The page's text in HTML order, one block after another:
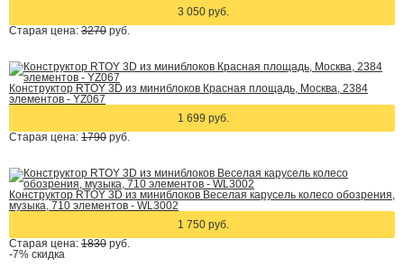
3 050 руб.
Старая цена: 3270 руб.
Конструктор RTOY 3D из миниблоков Красная площадь, Москва, 2384
элементов - YZ067
1 699 руб.
Старая цена: 1790 руб.
Конструктор RTOY 3D из миниблоков Веселая карусель колесо обозрения,
музыка, 710 элементов - WL3002
1 750 руб.
Старая цена: 1830 руб.
-7% скидка